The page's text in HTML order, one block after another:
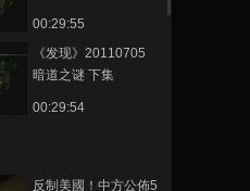
00:29:55
《发现》20110705
暗道之谜 下集
00:29:54
反制美國！中方公佈5